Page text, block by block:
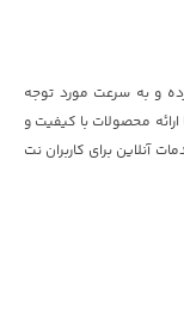
کار خود را از سال 1400 آغاز کرده و به سرعت مورد توجه
محصولات با کیفیت و
خدمات آنلاین برای کاربران نت